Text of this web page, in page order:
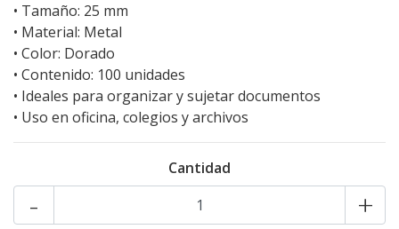
• Tamaño: 25 mm
• Material: Metal
• Color: Dorado
• Contenido: 100 unidades
• Ideales para organizar y sujetar documentos
• Uso en oficina, colegios y archivos
Cantidad
+
-